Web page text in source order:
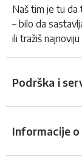
Naš tim je tu da
– bilo da
ili tražiš najnoviju
Podrška i
Informacije